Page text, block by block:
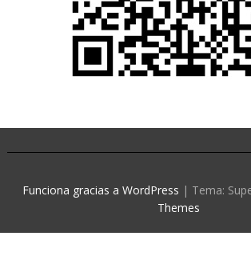
Funciona gracias a WordPress | Tema:
Themes